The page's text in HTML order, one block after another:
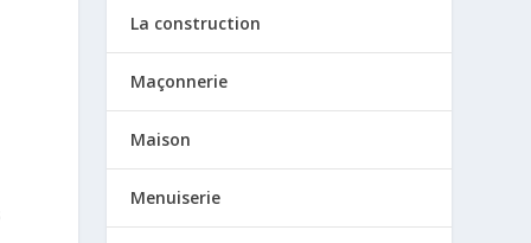
La construction
Maçonnerie
Maison
Menuiserie